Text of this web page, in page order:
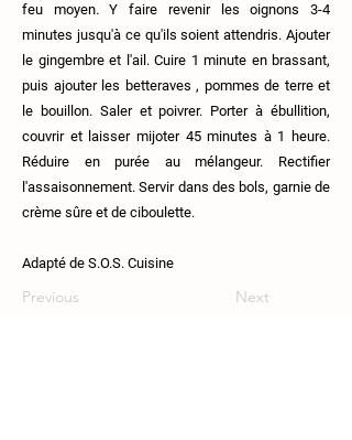
feu moyen. Y faire revenir les oignons 3-4
minutes jusqu'à ce qu'ils soient attendris. Ajouter
le gingembre et l'ail. Cuire 1 minute en brassant,
puis ajouter les betteraves , pommes de terre et
le bouillon. Saler et poivrer. Porter à ébullition,
couvrir et laisser mijoter 45 minutes à 1 heure.
Réduire en purée au mélangeur. Rectifier
l'assaisonnement. Servir dans des bols, garnie de
crème sûre et de ciboulette.
Adapté de S.O.S. Cuisine
Previous Next